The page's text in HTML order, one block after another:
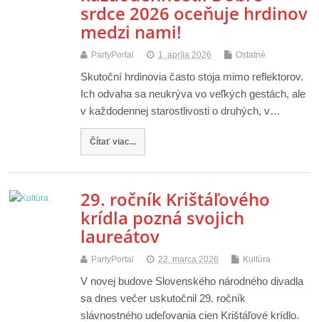
srdce 2026 oceňuje hrdinov
medzi nami!
PartyPortal 1. apríla 2026 Ostatné
Skutoční hrdinovia často stoja mimo reflektorov.
Ich odvaha sa neukrýva vo veľkých gestách, ale
v každodennej starostlivosti o druhých, v…
Čítať viac...
29. ročník Krištáľového
krídla pozná svojich
laureátov
PartyPortal 22. marca 2026 Kultúra
V novej budove Slovenského národného divadla
sa dnes večer uskutočnil 29. ročník
slávnostného udeľovania cien Krištáľové krídlo.